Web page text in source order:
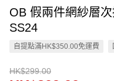
OB 假兩件網紗層
SS24
自提點滿HK$350.00免運費
HK$299.00